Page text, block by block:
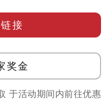
接
奖金
于活动期间内前往优惠